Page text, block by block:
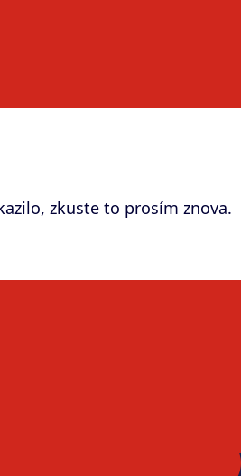
zkuste to prosím znova.